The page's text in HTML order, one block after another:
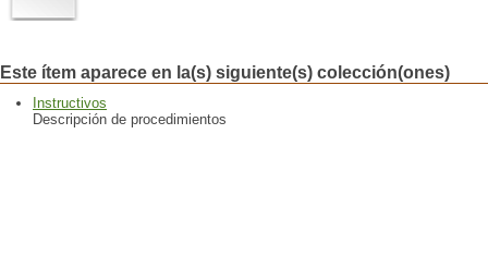
Este ítem aparece en la(s) siguiente(s) colección(ones)
Instructivos
Descripción de procedimientos